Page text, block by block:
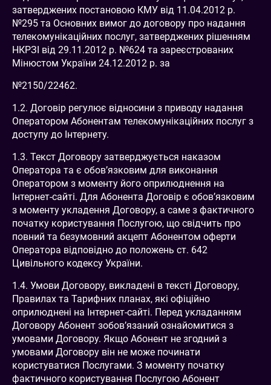
затверджених постановою КМУ від 11.04.2012 р.
№295 та Основних вимог до договору про надання
телекомунікаційних послуг, затверджених рішенням
НКРЗІ від 29.11.2012 р. №624 та зареєстрованих
Мінюстом України 24.12.2012 р. за
№2150/22462.
1.2. Договір регулює відносини з приводу надання
Оператором Абонентам телекомунікаційних послуг з
доступу до Інтернету.
1.3. Текст Договору затверджується наказом
Оператора та є обов’язковим для виконання
Оператором з моменту його оприлюднення на
Інтернет-сайті. Для Абонента Договір є обов’язковим
з моменту укладення Договору, а саме з фактичного
початку користування Послугою, що свідчить про
повний та безумовний акцепт Абонентом оферти
Оператора відповідно до положень ст. 642
Цивільного кодексу України.
1.4. Умови Договору, викладені в тексті Договору,
Правилах та Тарифних планах, які офіційно
оприлюднені на Інтернет-сайті. Перед укладанням
Договору Абонент зобов’язаний ознайомитися з
умовами Договору. Якщо Абонент не згодний з
умовами Договору він не може починати
користуватися Послугами. З моменту початку
фактичного користування Послугою Абонент